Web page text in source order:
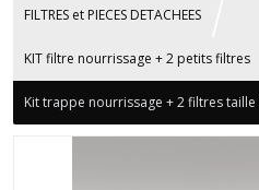
FILTRES et PIECES DETACHEES
KIT filtre nourrissage + 2 petits filtres
Kit trappe nourrissage + 2 filtres taille